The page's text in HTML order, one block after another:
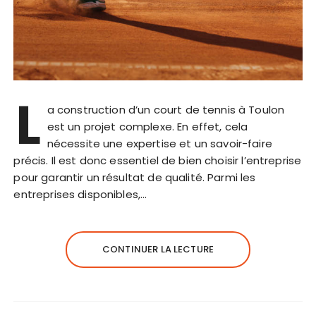
L a construction d’un court de tennis à Toulon
est un projet complexe. En effet, cela
nécessite une expertise et un savoir-faire
précis. Il est donc essentiel de bien choisir l’entreprise
pour garantir un résultat de qualité. Parmi les
entreprises disponibles,…
CONTINUER LA LECTURE